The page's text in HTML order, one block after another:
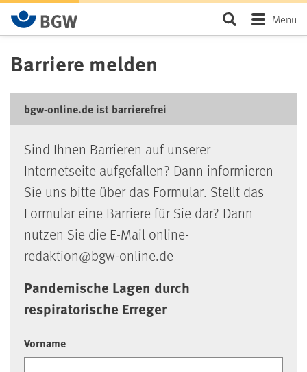
Zum Hauptinhalt springen SeiteMenü
Barriere melden
bgw-online.de ist barrierefrei
Sind Ihnen Barrieren auf unserer
Internetseite aufgefallen? Dann informieren
Sie uns bitte über das Formular. Stellt das
Formular eine Barriere für Sie dar? Dann
nutzen Sie die E-Mail online-
redaktion@bgw-online.de
Pandemische Lagen durch
respiratorische Erreger
Vorname